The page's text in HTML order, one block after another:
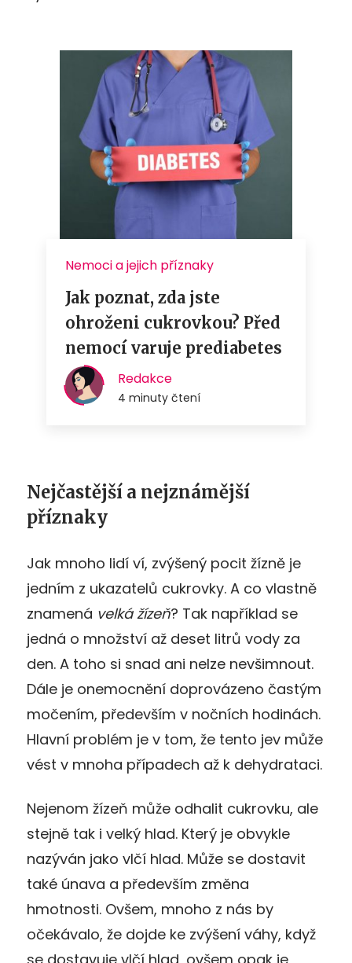
Nejčastější a nejznámější
příznaky
Jak mnoho lidí ví, zvýšený pocit žízně je
jedním z ukazatelů cukrovky. A co vlastně
znamená velká žízeň? Tak například se
jedná o množství až deset litrů vody za
den. A toho si snad ani nelze nevšimnout.
Dále je onemocnění doprovázeno častým
močením, především v nočních hodinách.
Hlavní problém je v tom, že tento jev může
vést v mnoha případech až k dehydrataci.
Nejenom žízeň může odhalit cukrovku, ale
stejně tak i velký hlad. Který je obvykle
nazýván jako vlčí hlad. Může se dostavit
také únava a především změna
hmotnosti. Ovšem, mnoho z nás by
očekávalo, že dojde ke zvýšení váhy, když